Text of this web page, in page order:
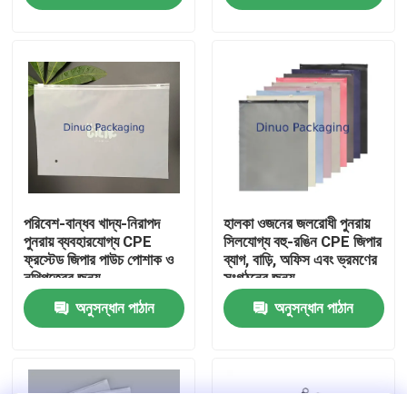
বাড়ি
পণ্য
ভিডিও
আমাদের সম্পর্কে
কারখানা ভ্রমণ
পরিবেশ-বান্ধব খাদ্য-নিরাপদ
পুনরায় ব্যবহারযোগ্য CPE
ফ্রস্টেড জিপার পাউচ পোশাক ও
নথিপত্রের জন্য
অনুসন্ধান পাঠান
হালকা ওজনের জলরোধী পুনরায়
সিলযোগ্য বহু-রঙিন CPE জিপার
ব্যাগ, বাড়ি, অফিস এবং ভ্রমণের
সংগঠনের জন্য
অনুসন্ধান পাঠান